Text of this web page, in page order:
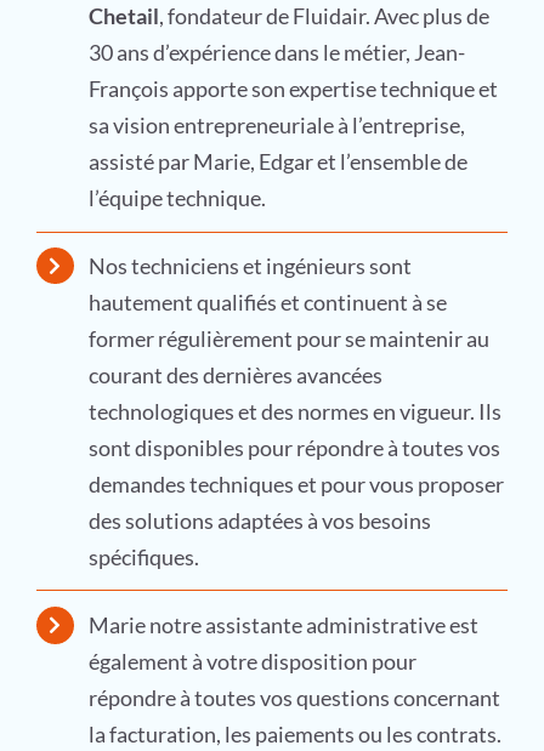
Chetail, fondateur de Fluidair. Avec plus de
30 ans d’expérience dans le métier, Jean-
François apporte son expertise technique et
sa vision entrepreneuriale à l’entreprise,
assisté par Marie, Edgar et l’ensemble de
l’équipe technique.
Nos techniciens et ingénieurs sont
hautement qualifiés et continuent à se
former régulièrement pour se maintenir au
courant des dernières avancées
technologiques et des normes en vigueur. Ils
sont disponibles pour répondre à toutes vos
demandes techniques et pour vous proposer
des solutions adaptées à vos besoins
spécifiques.
Marie notre assistante administrative est
également à votre disposition pour
répondre à toutes vos questions concernant
la facturation, les paiements ou les contrats.